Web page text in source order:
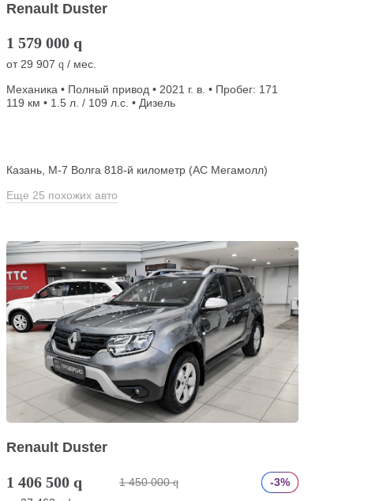
Renault Duster
1 579 000 q
от 29 907 q / мес.
Механика • Полный привод • 2021 г. в. • Пробег: 171
119 км • 1.5 л. / 109 л.с. • Дизель
Казань, М-7 Волга 818-й километр (АС Мегамолл)
Еще 25 похожих авто
Renault Duster
1 406 500 q 1 450 000 q
-3%